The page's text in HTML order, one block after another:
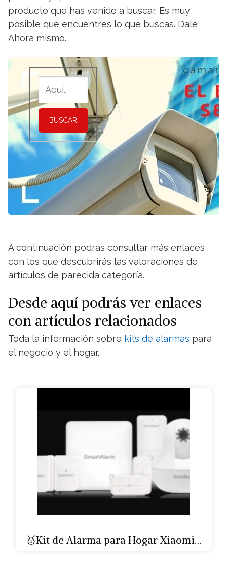
producto que has venido a buscar. Es muy
posible que encuentres lo que buscas. Dale
Ahora mismo.
BUSCAR
A continuación podrás consultar más enlaces
con los que descubrirás las valoraciones de
artículos de parecida categoría.
Desde aquí podrás ver enlaces
con artículos relacionados
Toda la información sobre kits de alarmas para
el negocio y el hogar.
🥇Kit de Alarma para Hogar Xiaomi…